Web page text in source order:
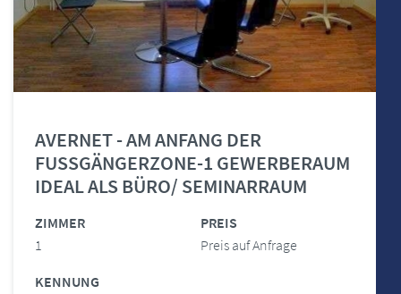
AVERNET - AM ANFANG DER
FUSSGÄNGERZONE-1 GEWERBERAUM
IDEAL ALS BÜRO/ SEMINARRAUM
ZIMMER
1
PREIS
Preis auf Anfrage
KENNUNG